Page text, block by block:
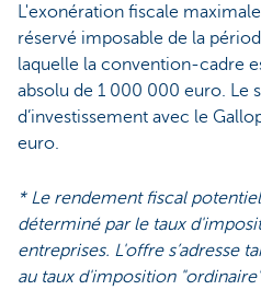
L'exonération fiscale
réservé imposable de la
laquelle la convention-cadre
absolu de 1 000 000 euro. Le
d’investissement avec le
euro.
* Le rendement fiscal
déterminé par le taux
entreprises. L'offre s’adresse
au taux d'imposition